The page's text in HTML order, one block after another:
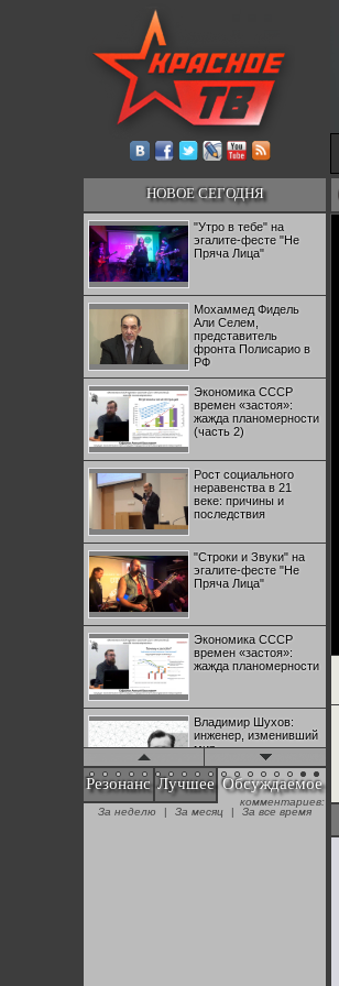
НОВОЕ СЕГОДНЯ
"Утро в тебе" на
эгалите-фесте "Не
Пряча Лица"
Мохаммед Фидель
Али Селем,
представитель
фронта Полисарио в
РФ
Экономика СССР
времен «застоя»:
жажда планомерности
(часть 2)
Рост социального
неравенства в 21
веке: причины и
последствия
"Строки и Звуки" на
эгалите-фесте "Не
Пряча Лица"
Экономика СССР
времен «застоя»:
жажда планомерности
Владимир Шухов:
инженер, изменивший
мир
"Аркадий Коц" на
эгалите-фесте "Не
Резонанс Лучшее Обсуждаемое
комментариев:
За неделю
| За месяц | За все время